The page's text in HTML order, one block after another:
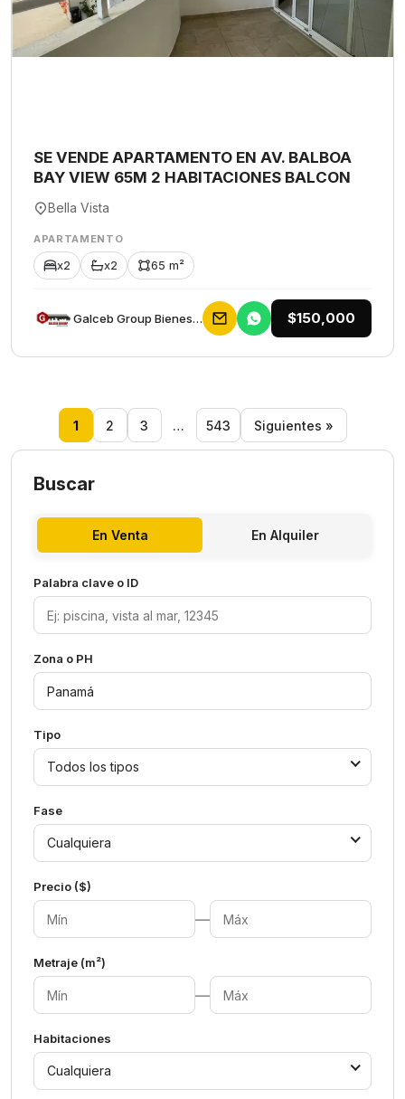
SE VENDE APARTAMENTO EN AV. BALBOA
BAY VIEW 65M 2 HABITACIONES BALCON
Bella Vista
APARTAMENTO
x2 x2 65 m²
Galceb Group Bienes Raices $150,000
1 2 3 … 543 Siguientes »
Buscar
En Venta En Alquiler
Palabra clave o ID
Zona o PH
Tipo
Todos los tipos
Fase
Cualquiera
Precio ($)
—
Metraje (m²)
—
Habitaciones
Cualquiera